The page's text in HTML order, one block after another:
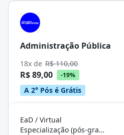
Administração Pública
18x de R$ 110,00
R$ 89,00 -19%
A 2° Pós é Grátis
EaD / Virtual
Especialização (pós-graduação)